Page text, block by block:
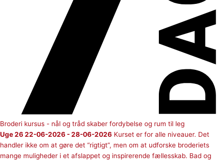
Broderi kursus - nål og tråd skaber fordybelse og rum til leg
Uge 26 22-06-2026 - 28-06-2026 Kurset er for alle niveauer. Det
handler ikke om at gøre det “rigtigt”, men om at udforske broderiets
mange muligheder i et afslappet og inspirerende fællesskab. Bad og